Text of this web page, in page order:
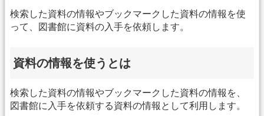
検索した資料の情報やブックマークした資料の情報を使
って、図書館に資料の入手を依頼します。
資料の情報を使うとは
検索した資料の情報やブックマークした資料の情報を、
図書館に入手を依頼する資料の情報として利用します。